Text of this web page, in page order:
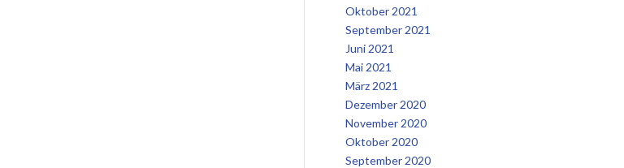
Oktober 2021
September 2021
Juni 2021
Mai 2021
März 2021
Dezember 2020
November 2020
Oktober 2020
September 2020